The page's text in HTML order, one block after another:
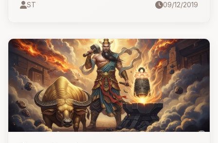
Seolmundae – vị nữ thần bảo hộ cho đảo Jeju,
ST 09/12/2019